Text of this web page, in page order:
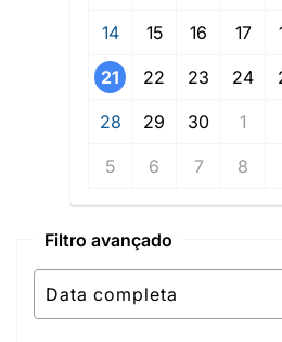
14 15 16 17
21 22 23 24
28 29 30 1
5 6 7 8
Filtro avançado